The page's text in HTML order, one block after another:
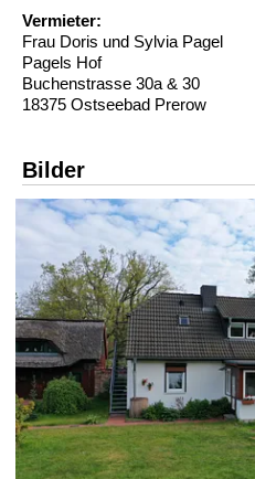
Vermieter:
Frau Doris und Sylvia Pagel
Pagels Hof
Buchenstrasse 30a & 30
18375 Ostseebad Prerow
Bilder